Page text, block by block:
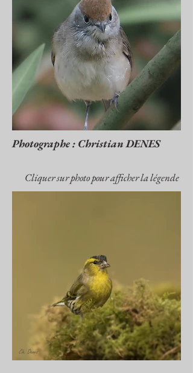
Photographe : Christian DENES
Cliquer sur photo pour afficher la légende